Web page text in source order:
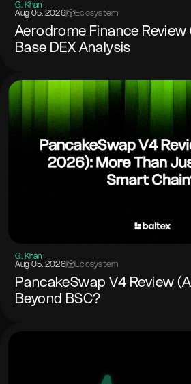
G. Khan
Aug 05. 2026| Ecosystem
Aerodrome Finance
Base DEX Analysis
G. Khan
Aug 05. 2026| Ecosystem
PancakeSwap V4 Review
Beyond BSC?